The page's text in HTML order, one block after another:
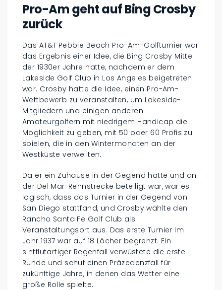
Pro-Am geht auf Bing Crosby
zurück
Das AT&T Pebble Beach Pro-Am-Golfturnier war
das Ergebnis einer Idee, die Bing Crosby Mitte
der 1930er Jahre hatte, nachdem er dem
Lakeside Golf Club in Los Angeles beigetreten
war. Crosby hatte die Idee, einen Pro-Am-
Wettbewerb zu veranstalten, um Lakeside-
Mitgliedern und einigen anderen
Amateurgolfern mit niedrigem Handicap die
Möglichkeit zu geben, mit 50 oder 60 Profis zu
spielen, die in den Wintermonaten an der
Westküste verweilten.
Da er ein Zuhause in der Gegend hatte und an
der Del Mar-Rennstrecke beteiligt war, war es
logisch, dass das Turnier in der Gegend von
San Diego stattfand, und Crosby wählte den
Rancho Santa Fe Golf Club als
Veranstaltungsort aus. Das erste Turnier im
Jahr 1937 war auf 18 Löcher begrenzt. Ein
sintflutartiger Regenfall verwüstete die erste
Runde und schuf einen Präzedenzfall für
zukünftige Jahre, in denen das Wetter eine
große Rolle spielte.